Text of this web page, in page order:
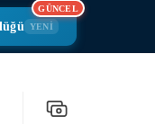
YENİ
GÜNCEL